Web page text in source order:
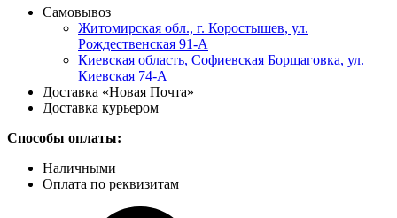
Самовывоз
Житомирская обл., г. Коростышев, ул.
Рождественская 91-А
Киевская область, Софиевская Борщаговка, ул.
Киевская 74-А
Доставка «Новая Почта»
Доставка курьером
Способы оплаты:
Наличными
Оплата по реквизитам